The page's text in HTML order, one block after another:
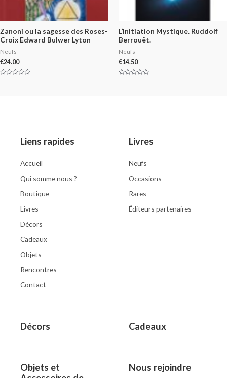
Zanoni ou la sagesse des Roses-
Croix Edward Bulwer Lyton
Neufs
€24.00
L’Initiation Mystique. Ruddolf
Berrouët.
Neufs
€14.50
Liens rapides
Accueil
Qui somme nous ?
Boutique
Livres
Décors
Cadeaux
Objets
Rencontres
Contact
Livres
Neufs
Occasions
Rares
Éditeurs partenaires
Décors Cadeaux
Objets et
Nous rejoindre